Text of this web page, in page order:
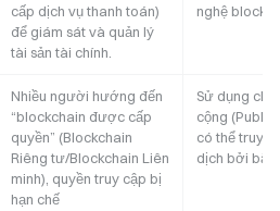
cấp dịch vụ thanh toán)
để giám sát và quản lý
tài sản tài chính.
nghệ
Nhiều người hướng đến
“blockchain được cấp
quyền” (Blockchain
Riêng tư/Blockchain Liên
minh), quyền truy cập bị
hạn chế
Sử dụng
cộng (Public
có thể truy
dịch bởi bất